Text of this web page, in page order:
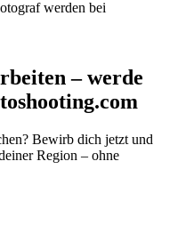
– werde
Bewirb dich jetzt und
Region – ohne